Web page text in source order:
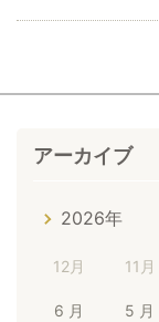
アーカイブ
2026年
12月 11月
6 月 5 月